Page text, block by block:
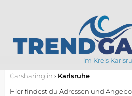
im Kreis
Carsharing in › Karlsruhe
Hier findest du Adressen und